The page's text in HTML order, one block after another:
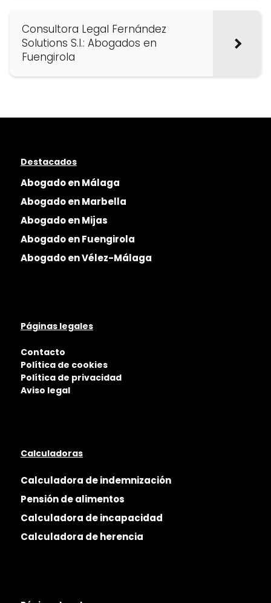
Consultora Legal Fernández
Solutions S.l.: Abogados en
Fuengirola
Destacados
Abogado en Málaga
Abogado en Marbella
Abogado en Mijas
Abogado en Fuengirola
Abogado en Vélez-Málaga
Páginas legales
Contacto
Política de cookies
Política de privacidad
Aviso legal
Calculadoras
Calculadora de indemnización
Pensión de alimentos
Calculadora de incapacidad
Calculadora de herencia